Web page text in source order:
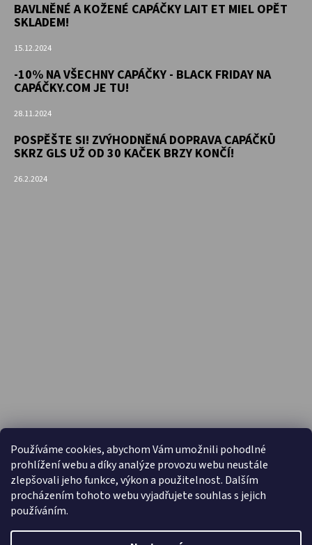
Používáme cookies, abychom Vám umožnili pohodlné
prohlížení webu a díky analýze provozu webu neustále
zlepšovali jeho funkce, výkon a použitelnost. Dalším
procházením tohoto webu vyjadřujete souhlas s jejich
používáním.
BAVLNĚNÉ A KOŽENÉ CAPÁČKY LAIT ET MIEL OPĚT
SKLADEM!
15.12.2024
-10% NA VŠECHNY CAPÁČKY - BLACK FRIDAY NA
CAPÁČKY.COM JE TU!
28.11.2024
POSPĚŠTE SI! ZVÝHODNĚNÁ DOPRAVA CAPÁČKŮ
SKRZ GLS UŽ OD 30 KAČEK BRZY KONČÍ!
26.2.2024
PŘIJÍMÁME ONLINE PLATBY